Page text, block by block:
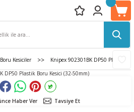
Boru Kesiciler Knipex 902301BK DP50 Plastik
Haber Ver Tavsiye Et